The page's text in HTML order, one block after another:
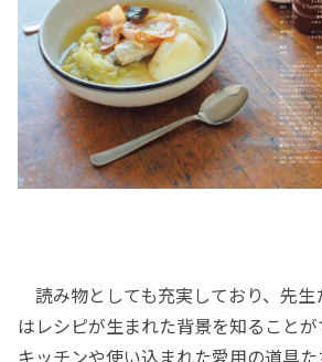
読み物としても充実しており、先生
はレシピが生まれた背景を知ること